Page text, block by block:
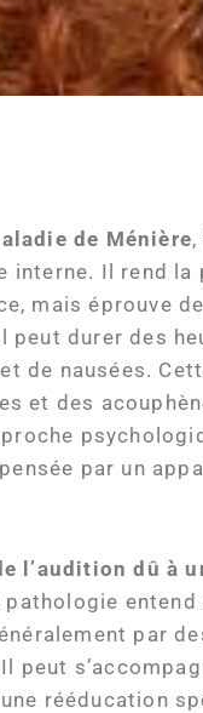
de Ménière
interne. Il rend
mais éprouve
durer des
de nausées.
et des
par un
l’audition dû à
par
peut
rééducation